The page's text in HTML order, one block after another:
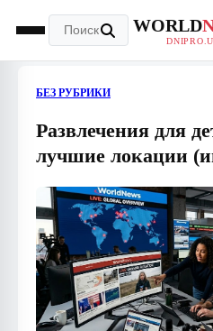
WORLD
БЕЗ РУБРИКИ
Развлечения для
лучшие локации